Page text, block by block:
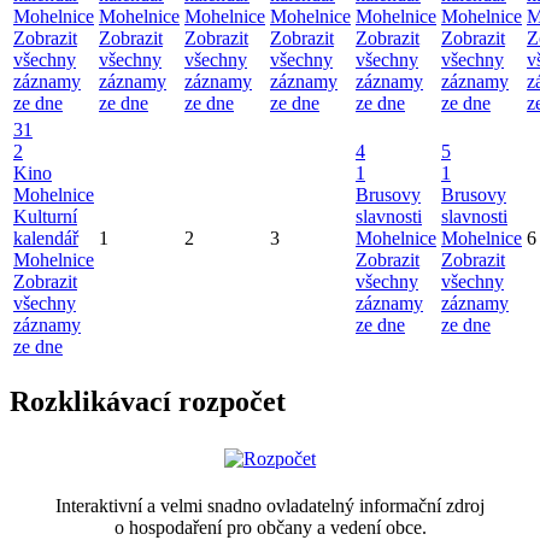
Mohelnice
Zobrazit
všechny
záznamy
ze dne
Mohelnice
Zobrazit
všechny
záznamy
ze dne
Mohelnice
Zobrazit
všechny
záznamy
ze dne
Mohelnice
Zobrazit
všechny
záznamy
ze dne
Mohelnice
Zobrazit
všechny
záznamy
ze dne
Mohelnice
Zobrazit
všechny
záznamy
ze dne
31
2
Kino
Mohelnice
Kulturní
kalendář
Mohelnice
Zobrazit
všechny
záznamy
ze dne
1 2 3
4
1
Brusovy
slavnosti
Mohelnice
Zobrazit
všechny
záznamy
ze dne
5
1
Brusovy
slavnosti
Mohelnice
Zobrazit
všechny
záznamy
ze dne
6
Rozklikávací rozpočet
Interaktivní a velmi snadno ovladatelný informační zdroj
o hospodaření pro občany a vedení obce.